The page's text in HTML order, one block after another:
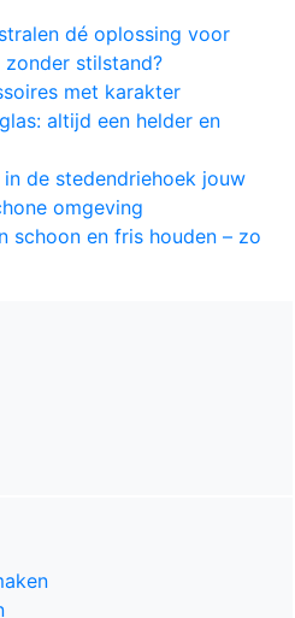
dé oplossing voor
stilstand?
met karakter
altijd een helder en
de stedendriehoek jouw
omgeving
schoon en fris houden – zo